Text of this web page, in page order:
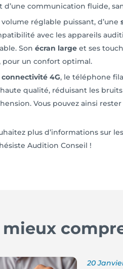
d’une communication fluide,
volume réglable puissant, d’une
avec les appareils
Son écran large et ses
pour un confort optimal.
connectivité 4G, le téléphone
qualité, réduisant les
Vous pouvez ainsi
plus d’informations sur
Audition Conseil !
mieux
20